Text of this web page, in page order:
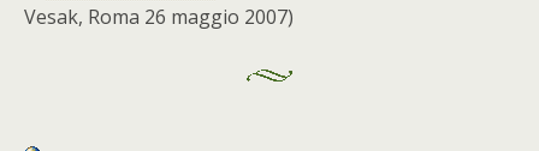
Vesak, Roma 26 maggio 2007)